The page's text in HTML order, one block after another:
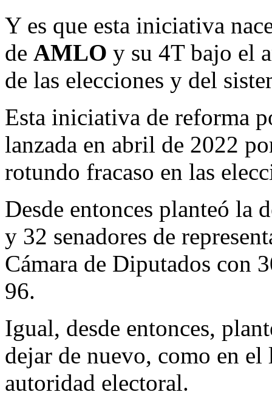
Y es que esta iniciativa
de AMLO y su 4T bajo el
de las elecciones y del
Esta iniciativa de reforma
lanzada en abril de 2022
rotundo fracaso en las
Desde entonces planteó la
y 32 senadores de
Cámara de Diputados con
96.
Igual, desde entonces,
dejar de nuevo, como en
autoridad electoral.